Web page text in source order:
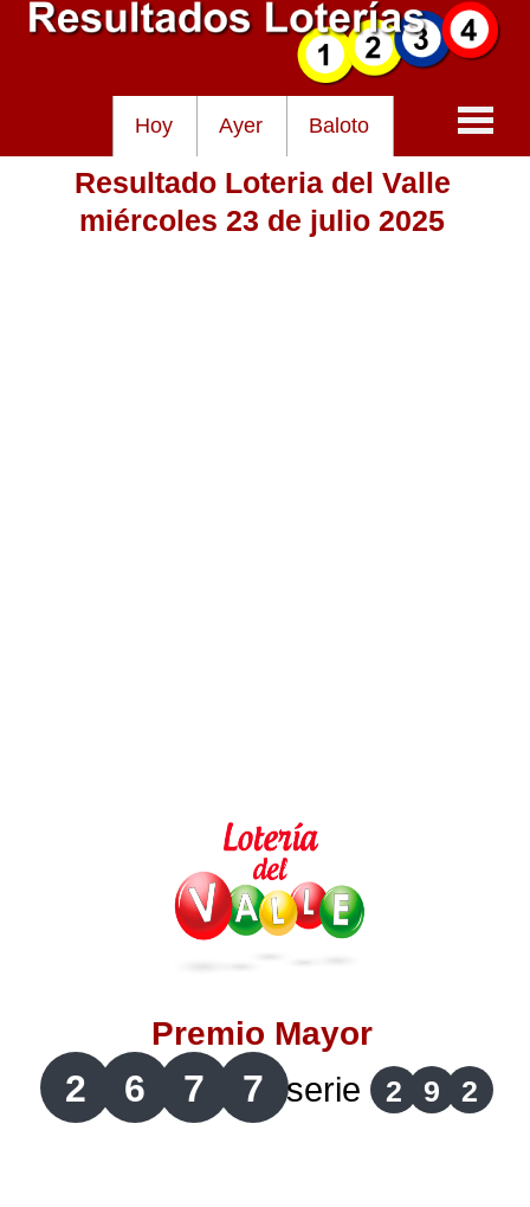
Hoy Ayer Baloto
Baloto
Lotería de Bogotá
Lotería de Risaralda
Lotería de Medellín
Lotería de Santander
Lotería del Cauca
Resultado Loteria del Valle
miércoles 23 de julio 2025
Premio Mayor
2 6 7 7 serie 2 9 2